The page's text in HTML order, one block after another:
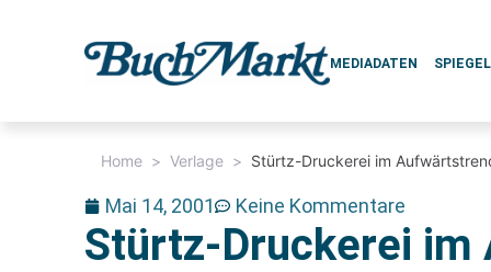
MEDIADATEN
Home > Verlage > Stürtz-Druckerei im
Mai 14, 2001 Keine Kommentare
Stürtz-Druckerei